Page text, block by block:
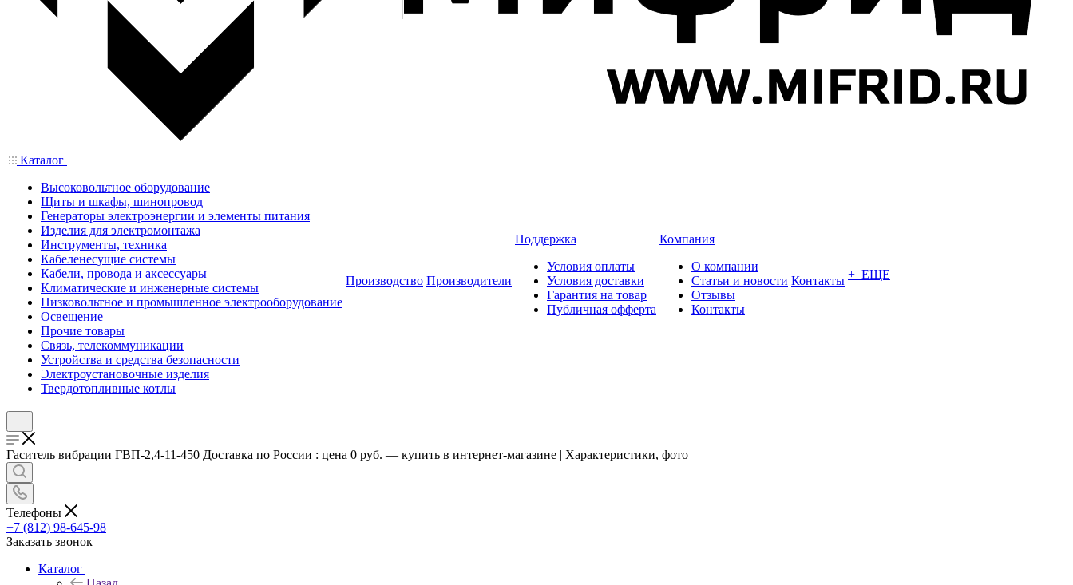
Каталог
Высоковольтное оборудование
Щиты и шкафы, шинопровод
Генераторы электроэнергии и элементы питания
Изделия для электромонтажа
Инструменты, техника
Кабеленесущие системы
Кабели, провода и аксессуары
Климатические и инженерные системы
Низковольтное и промышленное электрооборудование
Освещение
Прочие товары
Связь, телекоммуникации
Устройства и средства безопасности
Электроустановочные изделия
Твердотопливные котлы
Производство Производители
Поддержка
Условия оплаты
Условия доставки
Гарантия на товар
Публичная офферта
Компания
О компании
Статьи и новости
Отзывы
Контакты
Контакты + ЕЩЕ
Гаситель вибрации ГВП-2,4-11-450 Доставка по России : цена 0 руб. — купить в интернет-магазине | Характеристики, фото
Телефоны
+7 (812) 98-645-98
Заказать звонок
Каталог